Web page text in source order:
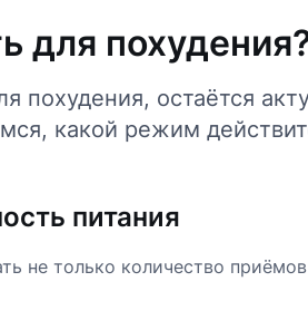
для
похудения, остаётся
какой режим
питания
не только количество